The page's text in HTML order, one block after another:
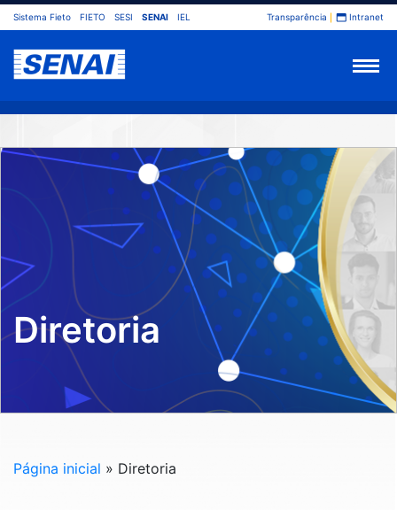
Sistema Fieto FIETO SESI SENAI IEL Transparência Intranet
Diretoria
Página inicial » Diretoria